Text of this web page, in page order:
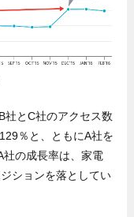
社とC社のアクセス数
％と、ともにA社を
社の成長率は、家電
ションを落としてい